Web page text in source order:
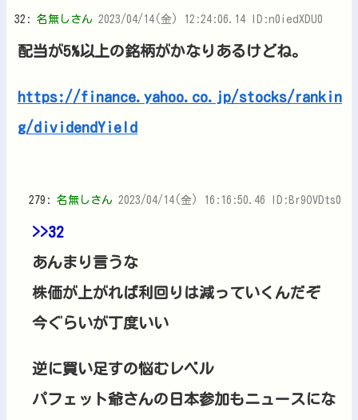
32: 名無しさん 2023/04/14(金) 12:24:06.14 ID:n0iedXDU0
配当が5%以上の銘柄がかなりあるけどね。
https://finance.yahoo.co.jp/stocks/rankin
g/dividendYield
279: 名無しさん 2023/04/14(金) 16:16:50.46 ID:Br9OVDts0
>>32
あんまり言うな
株価が上がれば利回りは減っていくんだぞ
今ぐらいが丁度いい
逆に買い足すの悩むレベル
パフェット爺さんの日本参加もニュースにな